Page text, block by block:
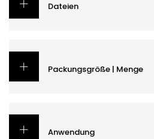
Dateien
Packungsgröße | Menge
Anwendung